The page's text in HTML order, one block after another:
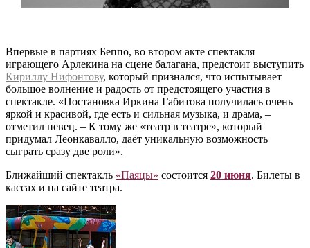
Впервые в партиях Беппо, во втором акте спектакля
играющего Арлекина на сцене балагана, предстоит выступить
Кириллу Нифонтову, который признался, что испытывает
большое волнение и радость от предстоящего участия в
спектакле. «Постановка Иркина Габитова получилась очень
яркой и красивой, где есть и сильная музыка, и драма, –
отметил певец. – К тому же «театр в театре», который
придумал Леонкавалло, даёт уникальную возможность
сыграть сразу две роли».
Ближайший спектакль «Паяцы» состоится 20 июня. Билеты в
кассах и на сайте театра.